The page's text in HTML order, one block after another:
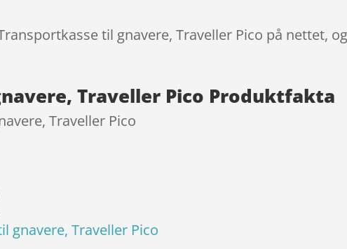
mmelser
til gnavere, Traveller Pico på nettet,
Traveller Pico Produktfakta
Traveller Pico
gnavere, Traveller Pico